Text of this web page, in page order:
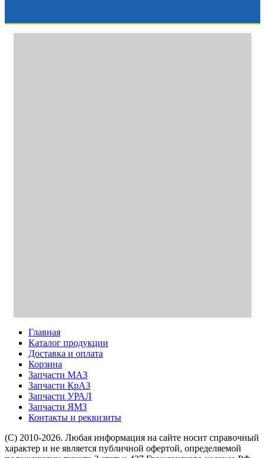
Главная
Каталог продукции
Доставка и оплата
Корзина
Запчасти МАЗ
Запчасти КрАЗ
Запчасти УРАЛ
Запчасти ЯМЗ
Контакты и реквизиты
(C) 2010-2026. Любая информация на сайте носит справочный
характер и не является публичной офертой, определяемой